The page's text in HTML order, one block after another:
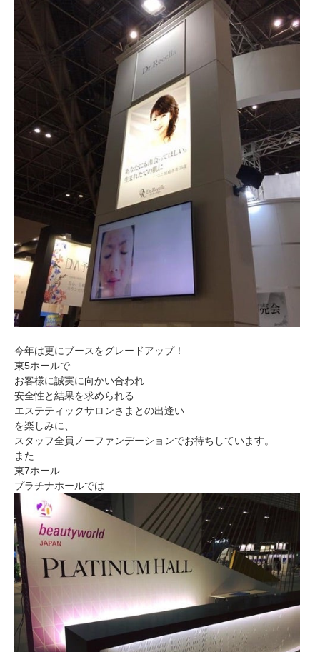
今年は更にブースをグレードアップ！
東5ホールで
お客様に誠実に向かい合われ
安全性と結果を求められる
エステティックサロンさまとの出逢い
を楽しみに、
スタッフ全員ノーファンデーションでお待ちしています。
また
東7ホール
プラチナホールでは